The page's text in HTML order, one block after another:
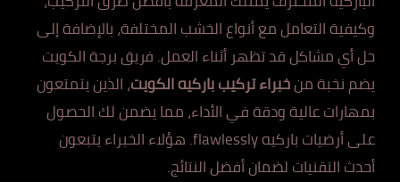
وكيفية التعامل مع أنواع الخشب المختلفة، بالإضافة إلى
حل أي مشاكل قد تظهر أثناء العمل. فريق برجة الكويت
يضم نخبة منخبراء تركيب باركيه الكويت، الذين يتمتعون
بمهارات عالية ودقة في الأداء، مما يضمن لك الحصول
على أرضيات باركيه flawlessly. هؤلاء الخبراء يتبعون
أحدث التقنيات لضمان أفضل النتائج.